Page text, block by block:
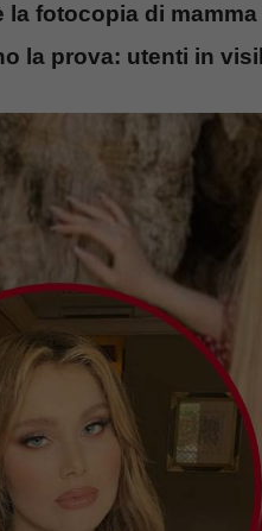
la fotocopia di
la prova: utenti in